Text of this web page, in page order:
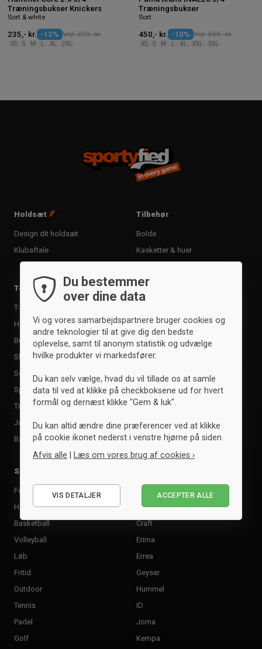
Træningsbukser Knickers
Sort & white
235,- kr. -13% Vejl. 270,- kr.
XS S M XL 2XL
Træningsbukser
Sort
450,- kr. -10% Vejl. 500,- kr.
XS S M XL XXL 3XL
Holdsæt
Design dit holdsæt
Klubaftale
Tøj
T-shirts & poloer
Hoodies & sweatshirts
Bukser & tights
Shorts
Sokker
Sportssæt
Træningsdragter
Jakker
Baselayer & undertøj
Tilbehør
Bolde
Kasketter & huer
Træningsudstyr
Støttebind
Benskinner
Målmandshandsker
Sportspleje
Ketchere og bat
Taktiktavler
Andet udstyr
Sportsgrene
Fodbold
Håndbold
Basketball
Volleyball
Løb
Fritid
Outdoor
Tennis
Padel
Golf
Clique
Craft
Erima
Errea
Geyser
Hummel
ID
Joma
Kempa
Du bestemmer
over dine data
Vi og vores samarbejdspartnere bruger cookies og
andre teknologier til at give dig den bedste
oplevelse, samt til anonym statistik og udvælge
hvilke produkter vi markedsfører.
Du kan selv vælge, hvad du vil tillade os at samle
data til ved at klikke på checkboksene ud for hvert
formål og dernæst klikke "Gem & luk".
Du kan altid ændre dine præferencer ved at klikke
på cookie ikonet nederst i venstre hjørne på siden.
Afvis alle | Læs om vores brug af cookies ›
Statistiske
VIS DETALJER ACCEPTER ALLE